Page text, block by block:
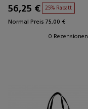
56,25 € 25% Rabatt
Normal Preis 75,00 €
0 Rezensionen